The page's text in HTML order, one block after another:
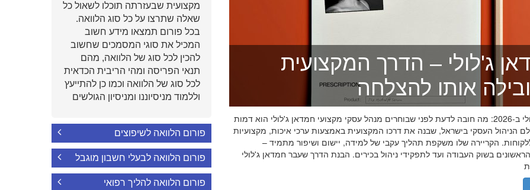
ג'לולי – הדרך המקצועית
אותו להצלחה
חמדאן ג'לולי ב-2026: מה חובה לדעת לפני שבוחרים מנהל עסקי מקצועי חמדאן ג'לולי הוא דמות
הניהול העסקי בישראל, שבנה את דרכו המקצועית באמצעות ערכי איכות, מקצועיות
הקריירה שלו משקפת תהליך עקבי של למידה, יישום ושיפור מתמיד –
בשוק העבודה ועד לתפקידי ניהול בכירים. הבנת הדרך שעבר חמדאן ג'לולי
מקצועית שבעזרתה תוכלו לשאול כל
שאלה שתרצו על כל סוג הלוואה.
בכל פורום תמצאו מידע חשוב
המכיל את סוגי המסמכים שחשוב
להכין לכל סוג של הלוואה, מהם
תנאי הפריסה ומהי הריבית הכדאית
לכל סוג של הלוואה וכמו כן להתייעץ
וללמוד מניסיוננו ומניסיון הגולשים
פורום הלוואה לשיפוצים
פורום הלוואה לבעלי חשבון מוגבל
פורום הלוואה להליך רפואי